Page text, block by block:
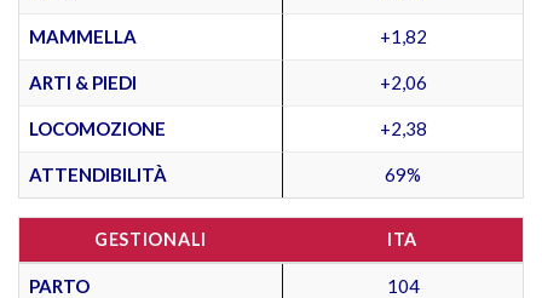
MAMMELLA +1,82
ARTI & PIEDI +2,06
LOCOMOZIONE +2,38
ATTENDIBILITÀ 69%
GESTIONALI ITA
PARTO 104